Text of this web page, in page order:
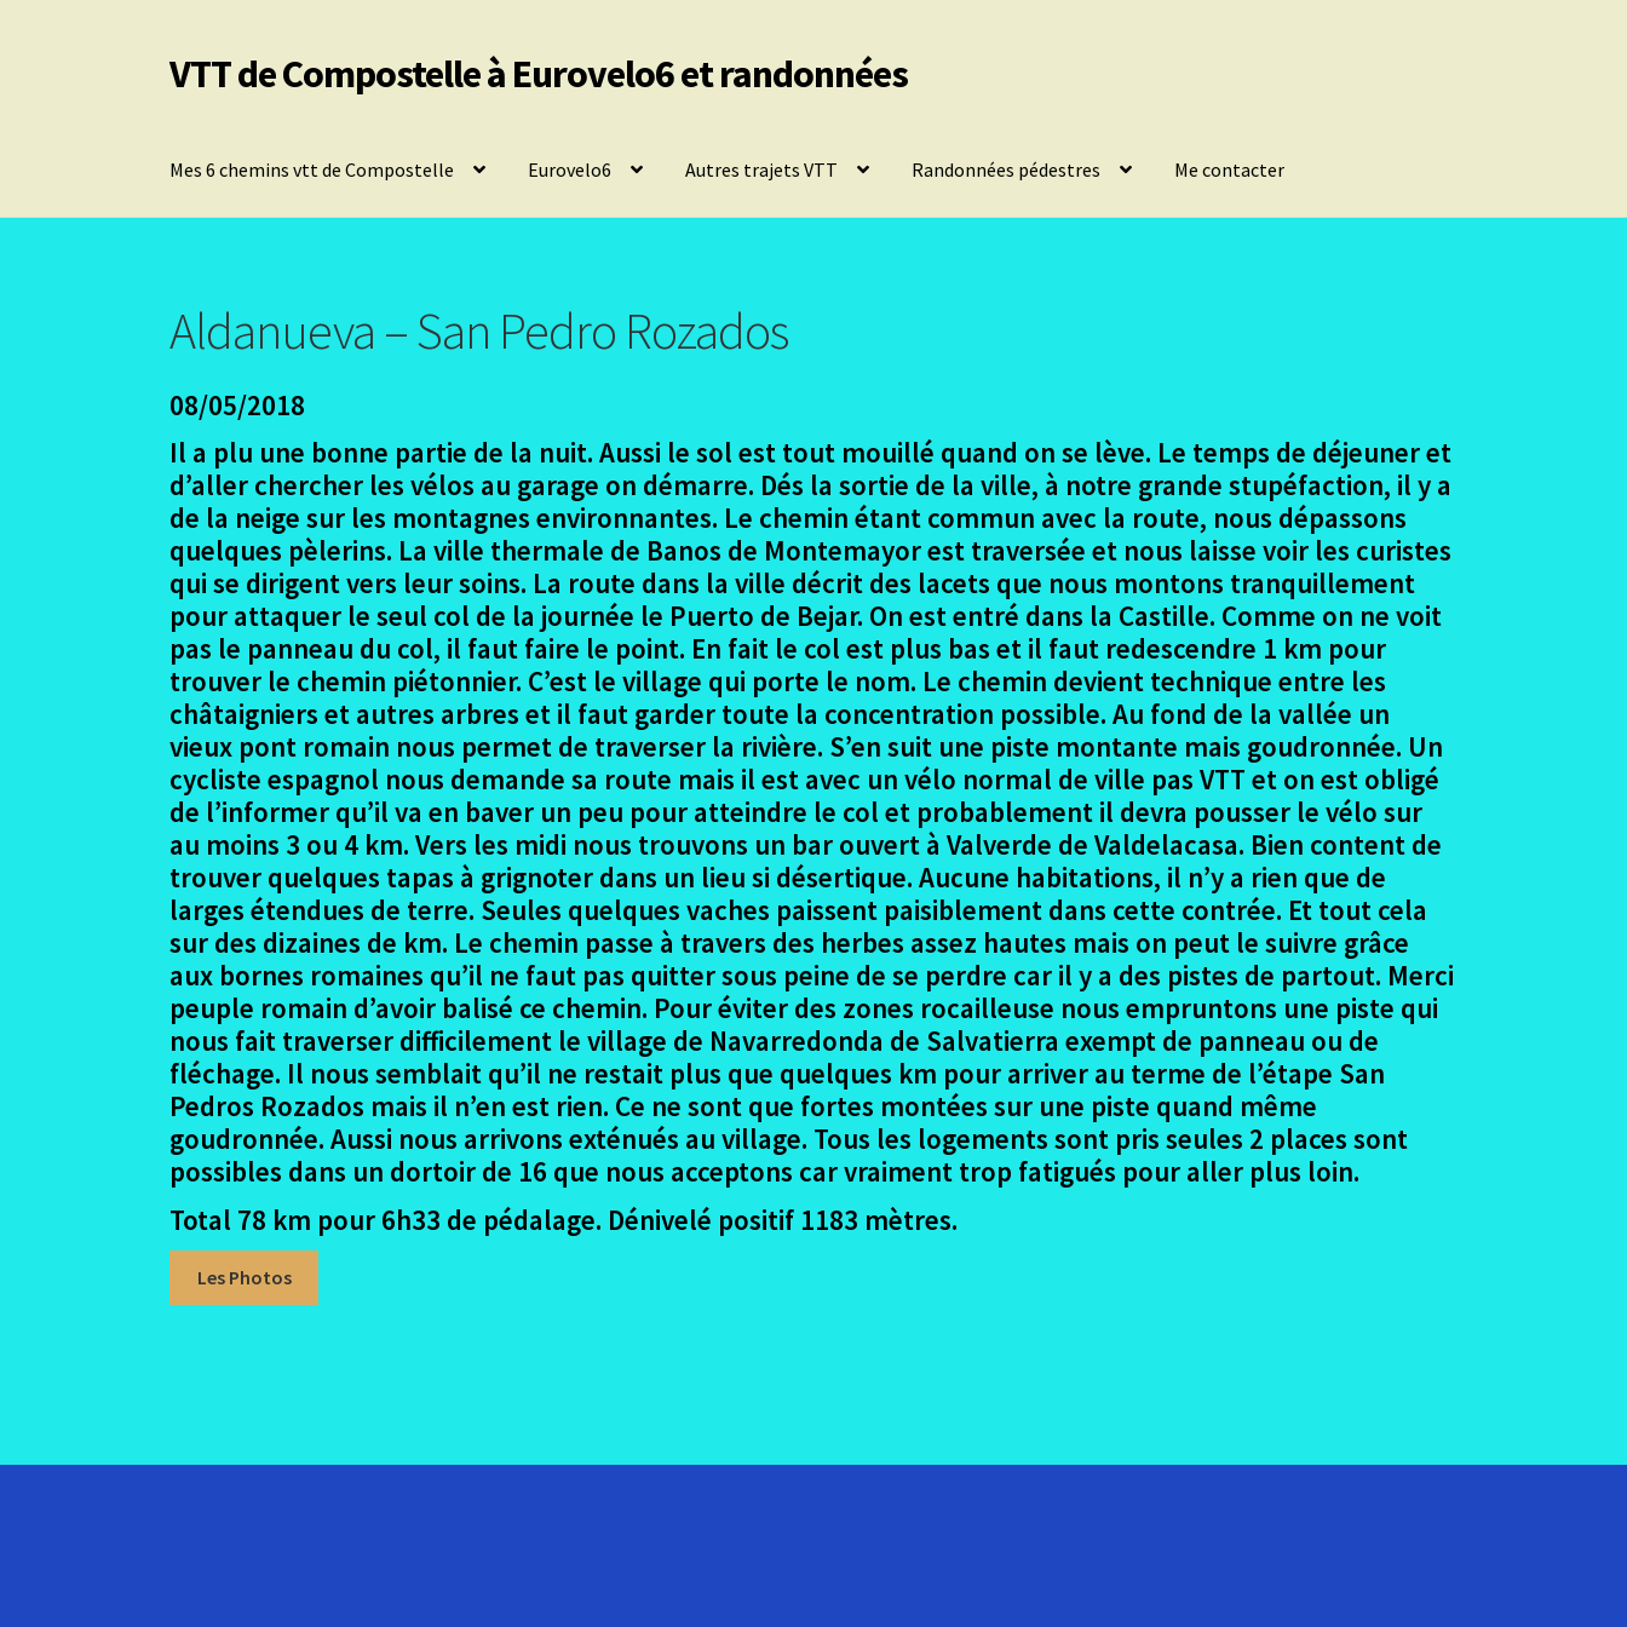
Aller
à
Aller
au
VTT de Compostelle à Eurovelo6 et randonnées
Mes 6 chemins vtt de Compostelle Eurovelo6 Autres trajets VTT Randonnées pédestres Me contacter
Aldanueva – San Pedro Rozados
08/05/2018
Il a plu une bonne partie de la nuit. Aussi le sol est tout mouillé quand on se lève. Le temps de déjeuner et
d’aller chercher les vélos au garage on démarre. Dés la sortie de la ville, à notre grande stupéfaction, il y a
de la neige sur les montagnes environnantes. Le chemin étant commun avec la route, nous dépassons
quelques pèlerins. La ville thermale de Banos de Montemayor est traversée et nous laisse voir les curistes
qui se dirigent vers leur soins. La route dans la ville décrit des lacets que nous montons tranquillement
pour attaquer le seul col de la journée le Puerto de Bejar. On est entré dans la Castille. Comme on ne voit
pas le panneau du col, il faut faire le point. En fait le col est plus bas et il faut redescendre 1 km pour
trouver le chemin piétonnier. C’est le village qui porte le nom. Le chemin devient technique entre les
châtaigniers et autres arbres et il faut garder toute la concentration possible. Au fond de la vallée un
vieux pont romain nous permet de traverser la rivière. S’en suit une piste montante mais goudronnée. Un
cycliste espagnol nous demande sa route mais il est avec un vélo normal de ville pas VTT et on est obligé
de l’informer qu’il va en baver un peu pour atteindre le col et probablement il devra pousser le vélo sur
au moins 3 ou 4 km. Vers les midi nous trouvons un bar ouvert à Valverde de Valdelacasa. Bien content de
trouver quelques tapas à grignoter dans un lieu si désertique. Aucune habitations, il n’y a rien que de
larges étendues de terre. Seules quelques vaches paissent paisiblement dans cette contrée. Et tout cela
sur des dizaines de km. Le chemin passe à travers des herbes assez hautes mais on peut le suivre grâce
aux bornes romaines qu’il ne faut pas quitter sous peine de se perdre car il y a des pistes de partout. Merci
peuple romain d’avoir balisé ce chemin. Pour éviter des zones rocailleuse nous empruntons une piste qui
nous fait traverser difficilement le village de Navarredonda de Salvatierra exempt de panneau ou de
fléchage. Il nous semblait qu’il ne restait plus que quelques km pour arriver au terme de l’étape San
Pedros Rozados mais il n’en est rien. Ce ne sont que fortes montées sur une piste quand même
goudronnée. Aussi nous arrivons exténués au village. Tous les logements sont pris seules 2 places sont
possibles dans un dortoir de 16 que nous acceptons car vraiment trop fatigués pour aller plus loin.
Total 78 km pour 6h33 de pédalage. Dénivelé positif 1183 mètres.
Les Photos